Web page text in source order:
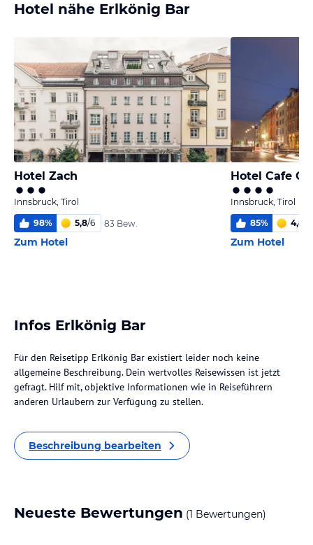
Hotel nähe Erlkönig Bar
Hotel Zach
Innsbruck, Tirol
98% 5,8/6 83 Bew.
Zum Hotel
Hotel Cafe
Innsbruck, Tirol
85% 4,8
Zum Hotel
Infos Erlkönig Bar
Für den Reisetipp Erlkönig Bar existiert leider noch keine
allgemeine Beschreibung. Dein wertvolles Reisewissen ist jetzt
gefragt. Hilf mit, objektive Informationen wie in Reiseführern
anderen Urlaubern zur Verfügung zu stellen.
Beschreibung bearbeiten
Neueste Bewertungen (1 Bewertungen)